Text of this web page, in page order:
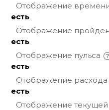
Отображение
есть
Отображение
есть
Отображение пульса
есть
Отображение расхода
есть
Отображение текущей